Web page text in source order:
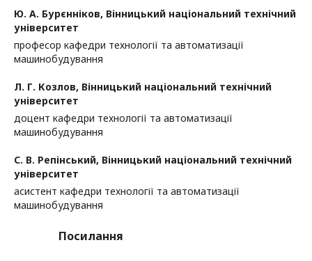
Ю. А. Бурєнніков, Вінницький національний технічний
університет
професор кафедри технології та автоматизації
машинобудування
Л. Г. Козлов, Вінницький національний технічний
університет
доцент кафедри технології та автоматизації
машинобудування
С. В. Репінський, Вінницький національний технічний
університет
асистент кафедри технології та автоматизації
машинобудування
Посилання